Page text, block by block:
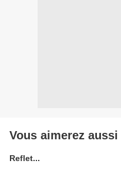
Vous aimerez aussi
Reflet...